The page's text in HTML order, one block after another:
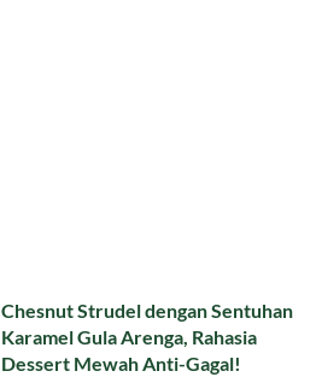
Chesnut Strudel dengan Sentuhan
Karamel Gula Arenga, Rahasia
Dessert Mewah Anti-Gagal!